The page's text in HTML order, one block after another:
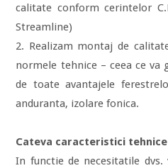
calitate conform cerintelor
Streamline)
2. Realizam montaj de
normele tehnice – ceea ce va
de toate avantajele
anduranta, izolare fonica.
Cateva caracteristici
In functie de necesitatile